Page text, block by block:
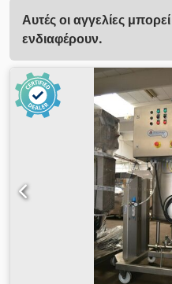
Αυτές οι αγγελίες
ενδιαφέρουν.